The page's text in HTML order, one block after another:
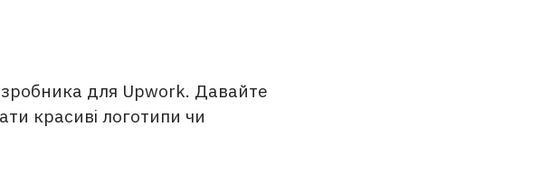
для Upwork. Давайте
красиві логотипи чи